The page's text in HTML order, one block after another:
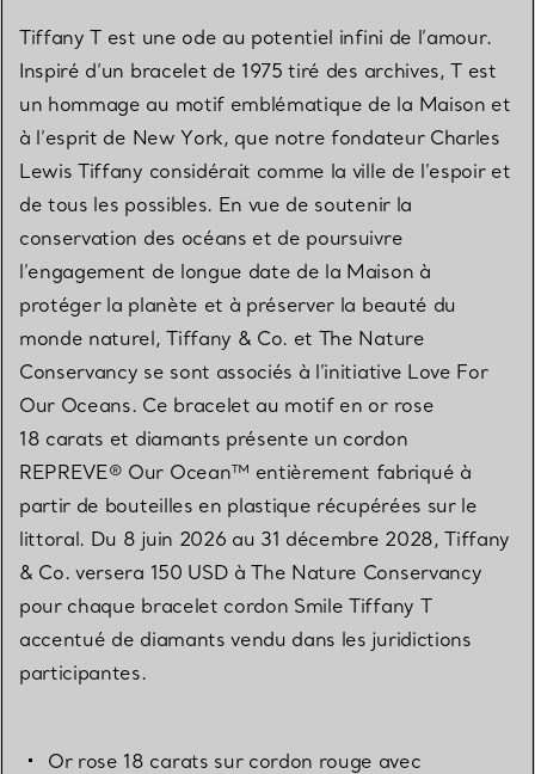
Tiffany T est une ode au potentiel infini de l’amour.
Inspiré d’un bracelet de 1975 tiré des archives, T est
un hommage au motif emblématique de la Maison et
à l’esprit de New York, que notre fondateur Charles
Lewis Tiffany considérait comme la ville de l’espoir et
de tous les possibles. En vue de soutenir la
conservation des océans et de poursuivre
l’engagement de longue date de la Maison à
protéger la planète et à préserver la beauté du
monde naturel, Tiffany & Co. et The Nature
Conservancy se sont associés à l’initiative Love For
Our Oceans. Ce bracelet au motif en or rose
18 carats et diamants présente un cordon
REPREVE® Our Ocean™ entièrement fabriqué à
partir de bouteilles en plastique récupérées sur le
littoral. Du 8 juin 2026 au 31 décembre 2028, Tiffany
& Co. versera 150 USD à The Nature Conservancy
pour chaque bracelet cordon Smile Tiffany T
accentué de diamants vendu dans les juridictions
participantes.
Or rose 18 carats sur cordon rouge avec